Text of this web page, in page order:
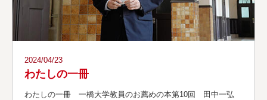
2024/04/23
わたしの一冊
わたしの一冊 一橋大学教員のお薦めの本第10回 田中一弘